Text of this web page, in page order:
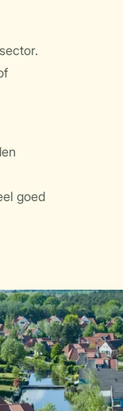
goed